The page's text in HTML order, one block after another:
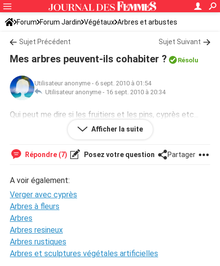
Forum Forum Jardin Végétaux Arbres et arbustes
Sujet Précédent Sujet Suivant
Mes arbres peuvent-ils cohabiter ? Résolu
Utilisateur anonyme - 6 sept. 2010 à 01:54
Utilisateur anonyme - 16 sept. 2010 à 20:34
Qui peut me dire si les fruitiers et les pins, cyprès etc...
font bon ménage ? Depuis quelques années, très peu de
fruits. Y a-t-il incomptabilité ?
Afficher la suite
Répondre (7) Posez votre question Partager
A voir également:
Verger avec cyprès
Arbres à fleurs
Arbres
Arbres resineux
Arbres rustiques
Arbres et sculptures végétales artificielles